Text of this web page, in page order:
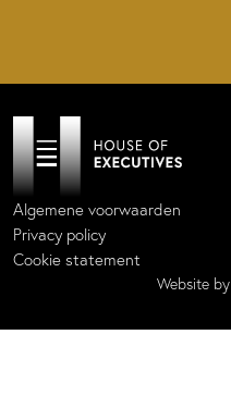
Algemene voorwaarden
Privacy policy
Cookie statement
Website by